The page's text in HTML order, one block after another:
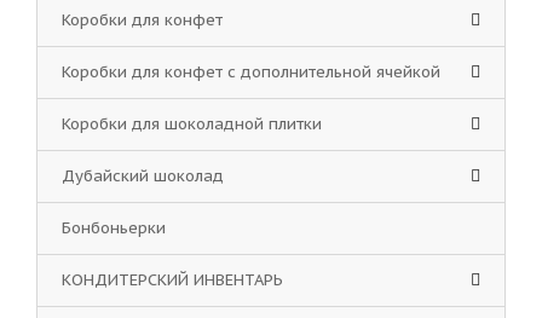
Коробки для конфет
Коробки для конфет с дополнительной ячейкой
Коробки для шоколадной плитки
Дубайский шоколад
Бонбоньерки
КОНДИТЕРСКИЙ ИНВЕНТАРЬ